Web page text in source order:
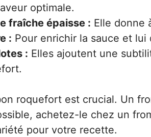
optimale.
fraîche épaisse : Elle donne
: Pour enrichir la sauce et lui
: Elles ajoutent une
roquefort est crucial. Un
achetez-le chez un
pour votre recette.